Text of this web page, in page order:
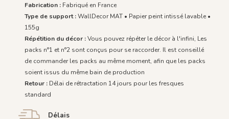
Fabrication : Fabriqué en France
Type de support :WallDecor MAT • Papier peint intissé lavable •
155g
Répétition du décor :Vous pouvez répéter le décor à l'infini, Les
packs n°1 et n°2 sont conçus pour se raccorder. Il est conseillé
de commander les packs au même moment, afin que les packs
soient issus du même bain de production
Retour : Délai de rétractation 14 jours pour les fresques
standard
Délais